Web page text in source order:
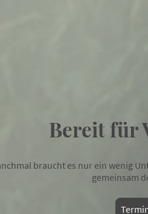
Bereit für
braucht es nur ein wenig
gemeinsam